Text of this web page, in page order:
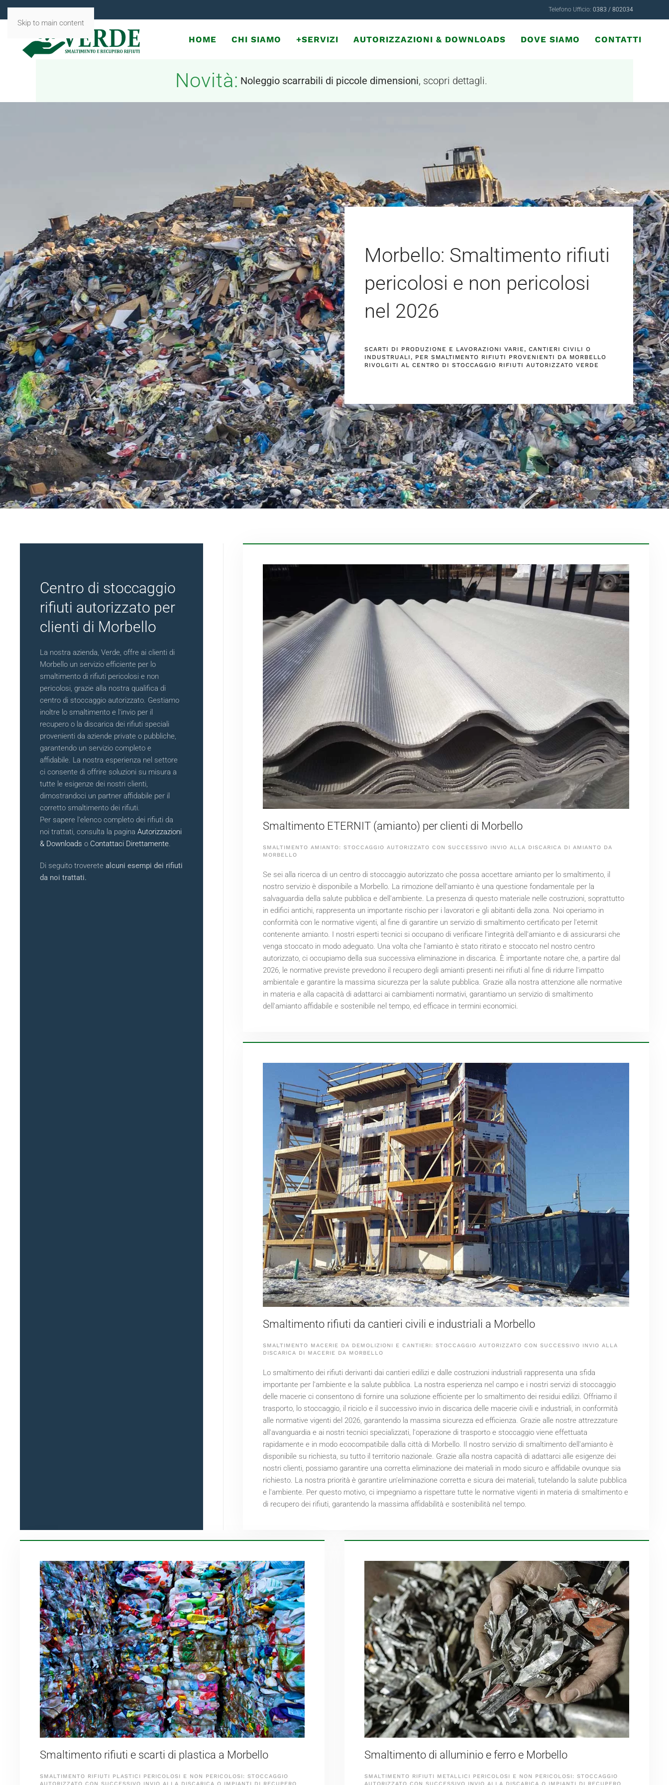
Skip to main content
Telefono Ufficio: 0383 / 802034
HOME CHI SIAMO +SERVIZI AUTORIZZAZIONI & DOWNLOADS DOVE SIAMO CONTATTI
Novità: Noleggio scarrabili di piccole dimensioni, scopri dettagli.
Morbello: Smaltimento rifiuti
pericolosi e non pericolosi
nel 2026
SCARTI DI PRODUZIONE E LAVORAZIONI VARIE, CANTIERI CIVILI O
INDUSTRUALI, PER SMALTIMENTO RIFIUTI PROVENIENTI DA MORBELLO
RIVOLGITI AL CENTRO DI STOCCAGGIO RIFIUTI AUTORIZZATO VERDE
Centro di stoccaggio
rifiuti autorizzato per
clienti di Morbello
La nostra azienda, Verde, offre ai clienti di
Morbello un servizio efficiente per lo
smaltimento di rifiuti pericolosi e non
pericolosi, grazie alla nostra qualifica di
centro di stoccaggio autorizzato. Gestiamo
inoltre lo smaltimento e l'invio per il
recupero o la discarica dei rifiuti speciali
provenienti da aziende private o pubbliche,
garantendo un servizio completo e
affidabile. La nostra esperienza nel settore
ci consente di offrire soluzioni su misura a
tutte le esigenze dei nostri clienti,
dimostrandoci un partner affidabile per il
corretto smaltimento dei rifiuti.
Per sapere l'elenco completo dei rifiuti da
noi trattati, consulta la pagina Autorizzazioni
& Downloads o Contattaci Direttamente.
Di seguito troverete alcuni esempi dei rifiuti
da noi trattati.
Smaltimento ETERNIT (amianto) per clienti di Morbello
SMALTIMENTO AMIANTO: STOCCAGGIO AUTORIZZATO CON SUCCESSIVO INVIO ALLA DISCARICA DI AMIANTO DA
MORBELLO
Se sei alla ricerca di un centro di stoccaggio autorizzato che possa accettare amianto per lo smaltimento, il
nostro servizio è disponibile a Morbello. La rimozione dell'amianto è una questione fondamentale per la
salvaguardia della salute pubblica e dell'ambiente. La presenza di questo materiale nelle costruzioni, soprattutto
in edifici antichi, rappresenta un importante rischio per i lavoratori e gli abitanti della zona. Noi operiamo in
conformità con le normative vigenti, al fine di garantire un servizio di smaltimento certificato per l'eternit
contenente amianto. I nostri esperti tecnici si occupano di verificare l'integrità dell'amianto e di assicurarsi che
venga stoccato in modo adeguato. Una volta che l'amianto è stato ritirato e stoccato nel nostro centro
autorizzato, ci occupiamo della sua successiva eliminazione in discarica. È importante notare che, a partire dal
2026, le normative previste prevedono il recupero degli amianti presenti nei rifiuti al fine di ridurre l'impatto
ambientale e garantire la massima sicurezza per la salute pubblica. Grazie alla nostra attenzione alle normative
in materia e alla capacità di adattarci ai cambiamenti normativi, garantiamo un servizio di smaltimento
dell'amianto affidabile e sostenibile nel tempo, ed efficace in termini economici.
Smaltimento rifiuti da cantieri civili e industriali a Morbello
SMALTIMENTO MACERIE DA DEMOLIZIONI E CANTIERI: STOCCAGGIO AUTORIZZATO CON SUCCESSIVO INVIO ALLA
DISCARICA DI MACERIE DA MORBELLO
Lo smaltimento dei rifiuti derivanti dai cantieri edilizi e dalle costruzioni industriali rappresenta una sfida
importante per l'ambiente e la salute pubblica. La nostra esperienza nel campo e i nostri servizi di stoccaggio
delle macerie ci consentono di fornire una soluzione efficiente per lo smaltimento dei residui edilizi. Offriamo il
trasporto, lo stoccaggio, il riciclo e il successivo invio in discarica delle macerie civili e industriali, in conformità
alle normative vigenti del 2026, garantendo la massima sicurezza ed efficienza. Grazie alle nostre attrezzature
all'avanguardia e ai nostri tecnici specializzati, l'operazione di trasporto e stoccaggio viene effettuata
rapidamente e in modo ecocompatibile dalla città di Morbello. Il nostro servizio di smaltimento dell'amianto è
disponibile su richiesta, su tutto il territorio nazionale. Grazie alla nostra capacità di adattarci alle esigenze dei
nostri clienti, possiamo garantire una corretta eliminazione dei materiali in modo sicuro e affidabile ovunque sia
richiesto. La nostra priorità è garantire un'eliminazione corretta e sicura dei materiali, tutelando la salute pubblica
e l'ambiente. Per questo motivo, ci impegniamo a rispettare tutte le normative vigenti in materia di smaltimento e
di recupero dei rifiuti, garantendo la massima affidabilità e sostenibilità nel tempo.
Smaltimento rifiuti e scarti di plastica a Morbello
SMALTIMENTO RIFIUTI PLASTICI PERICOLOSI E NON PERICOLOSI: STOCCAGGIO
Smaltimento di alluminio e ferro e Morbello
SMALTIMENTO RIFIUTI METALLICI PERICOLOSI E NON PERICOLOSI: STOCCAGGIO